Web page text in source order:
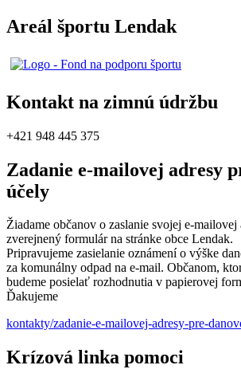
Areál športu Lendak
Kontakt na zimnú údržbu
+421 948 445 375
Zadanie e-mailovej adresy
účely
Žiadame občanov o zaslanie svojej e-mailovej
zverejnený formulár na stránke obce Lendak.
Pripravujeme zasielanie oznámení o výške
za komunálny odpad na e-mail. Občanom,
budeme posielať rozhodnutia v papierovej
Ďakujeme
kontakty/zadanie-e-mailovej-adresy-pre-
Krízová linka pomoci